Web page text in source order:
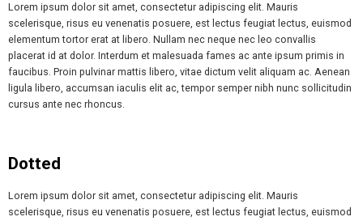
Lorem ipsum dolor sit amet, consectetur adipiscing elit. Mauris
scelerisque, risus eu venenatis posuere, est lectus feugiat lectus, euismod
elementum tortor erat at libero. Nullam nec neque nec leo convallis
placerat id at dolor. Interdum et malesuada fames ac ante ipsum primis in
faucibus. Proin pulvinar mattis libero, vitae dictum velit aliquam ac. Aenean
ligula libero, accumsan iaculis elit ac, tempor semper nibh nunc sollicitudin
cursus ante nec rhoncus.
Dotted
Lorem ipsum dolor sit amet, consectetur adipiscing elit. Mauris
scelerisque, risus eu venenatis posuere, est lectus feugiat lectus, euismod